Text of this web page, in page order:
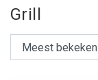
Grill